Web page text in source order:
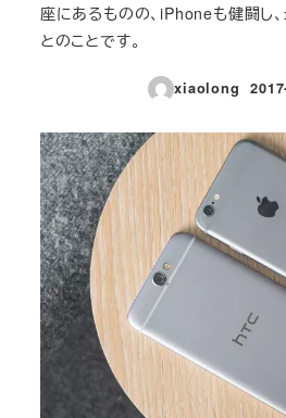
座にあるものの、iPhoneも健闘し
とのことです。
xiaolong
投稿